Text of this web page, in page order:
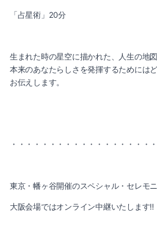
「占星術」20分
生まれた時の星空に描かれた、人生の地
本来のあなたらしさを発揮するためには
お伝えします。
・・・・・・・・・・・・・・・・・・・
東京・幡ヶ谷開催のスペシャル・セレモ
大阪会場ではオンライン中継いたします‼️